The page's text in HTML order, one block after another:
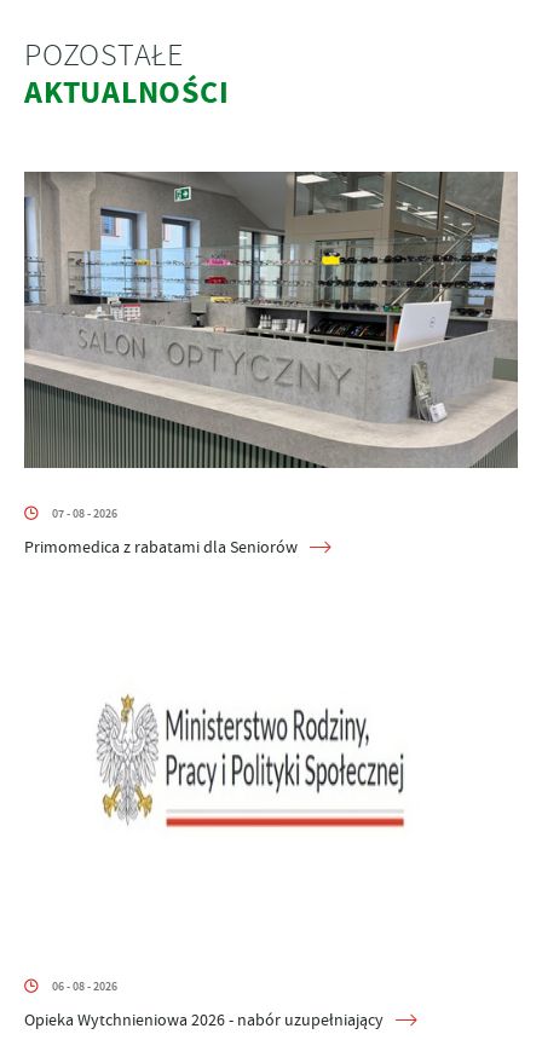
POZOSTAŁE
AKTUALNOŚCI
07 - 08 - 2026
Primomedica z rabatami dla Seniorów
06 - 08 - 2026
Opieka Wytchnieniowa 2026 - nabór uzupełniający